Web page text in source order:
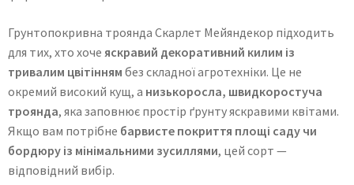
Грунтопокривна троянда Скарлет Мейяндекор підходить
для тих, хто хоче яскравий декоративний килим із
тривалим цвітінням без складної агротехніки. Це не
окремий високий кущ, а низькоросла, швидкоростуча
троянда, яка заповнює простір ґрунту яскравими квітами.
Якщо вам потрібне барвисте покриття площі саду чи
бордюру із мінімальними зусиллями, цей сорт —
відповідний вибір.